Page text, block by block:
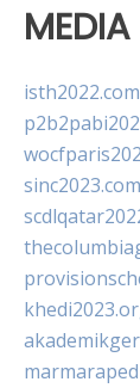
MEDIA
isth2022.com
sinc2023.com